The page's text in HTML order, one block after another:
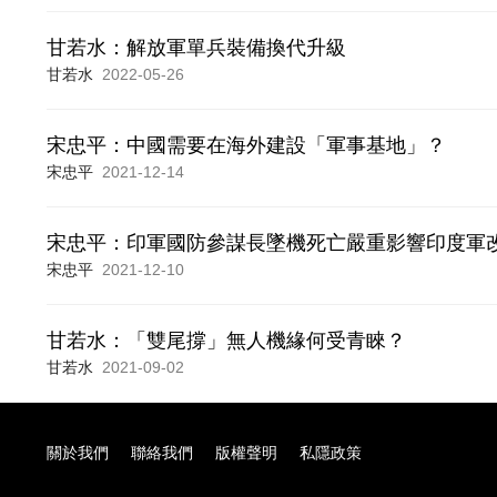
甘若水：解放軍單兵裝備換代升級
甘若水 2022-05-26
宋忠平：中國需要在海外建設「軍事基地」？
宋忠平 2021-12-14
宋忠平：印軍國防參謀長墜機死亡嚴重影響印度軍
宋忠平 2021-12-10
甘若水：「雙尾撐」無人機緣何受青睞？
甘若水 2021-09-02
關於我們 聯絡我們 版權聲明 私隱政策